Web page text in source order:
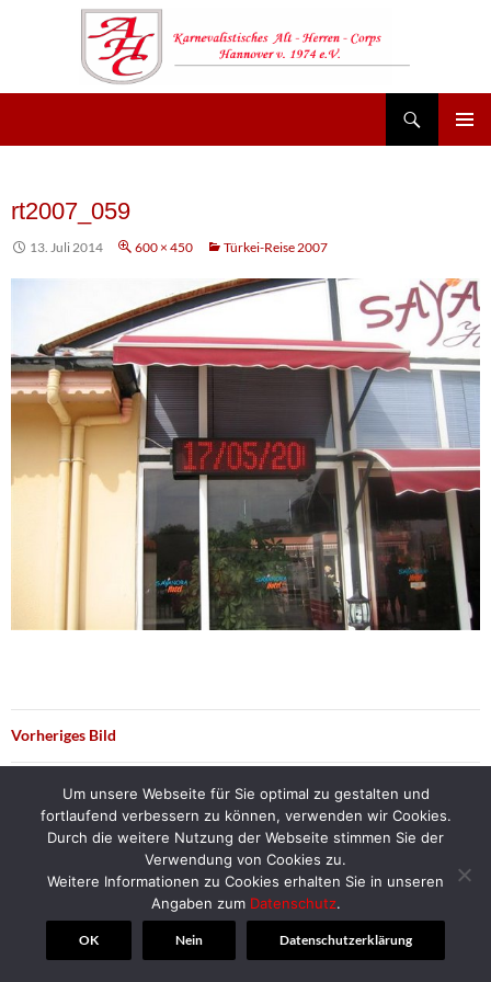
rt2007_059
13. Juli 2014 600 × 450 Türkei-Reise 2007
Vorheriges Bild
Nächstes Bild
© 2018 | Alt-Herren-Corps Hannover
Um unsere Webseite für Sie optimal zu gestalten und
fortlaufend verbessern zu können, verwenden wir Cookies.
Durch die weitere Nutzung der Webseite stimmen Sie der
Verwendung von Cookies zu.
Weitere Informationen zu Cookies erhalten Sie in unseren
Angaben zum Datenschutz.
OK Nein Datenschutzerklärung